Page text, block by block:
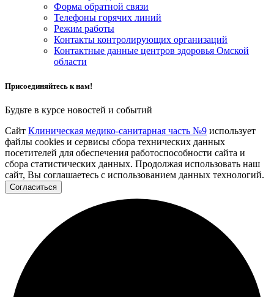
Форма обратной связи
Телефоны горячих линий
Режим работы
Контакты контролирующих организаций
Контактные данные центров здоровья Омской
области
Присоединяйтесь к нам!
Будьте в курсе новостей и событий
Сайт Клиническая медико-санитарная часть №9 использует
файлы cookies и сервисы сбора технических данных
посетителей для обеспечения работоспособности сайта и
сбора статистических данных. Продолжая использовать наш
сайт, Вы соглашаетесь с использованием данных технологий.
Согласиться